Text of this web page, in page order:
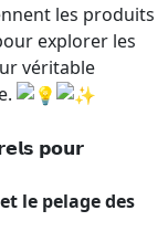
les produits
explorer les
véritable
𝗽𝗼𝘂𝗿
le pelage des